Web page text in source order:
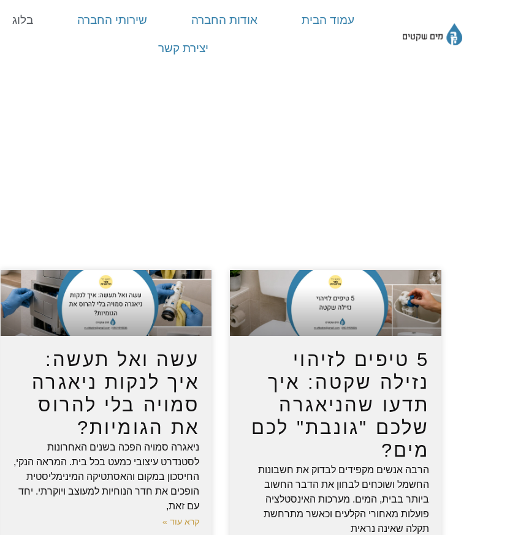
עמוד הבית אודות החברה שירותי החברה בלוג
יצירת קשר
5 טיפים לזיהוי
נזילה שקטה: איך
תדעו שהניאגרה
שלכם "גונבת" לכם
מים?
הרבה אנשים מקפידים לבדוק את חשבונות
החשמל ושוכחים לבחון את הדבר החשוב
ביותר בבית, המים. מערכות האינסטלציה
פועלות מאחורי הקלעים וכאשר מתרחשת
תקלה שאינה נראית
עשה ואל תעשה:
איך לנקות ניאגרה
סמויה בלי להרוס
את הגומיות?
ניאגרה סמויה הפכה בשנים האחרונות
לסטנדרט עיצובי כמעט בכל בית. המראה הנקי,
החיסכון במקום והאסתטיקה המינימליסטית
הופכים את חדר הנוחיות למעוצב ויוקרתי. יחד
עם זאת,
קרא עוד »